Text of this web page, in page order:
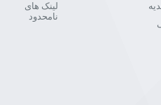
لینک های
نامحدود